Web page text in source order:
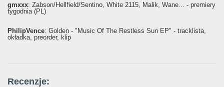
gmxxx: Żabson/Hellfield/Sentino, White 2115, Malik, Wane... - premiery
tygodnia (PL)
PhilipVence: Golden - "Music Of The Restless Sun EP" - tracklista,
okładka, preorder, klip
Recenzje: